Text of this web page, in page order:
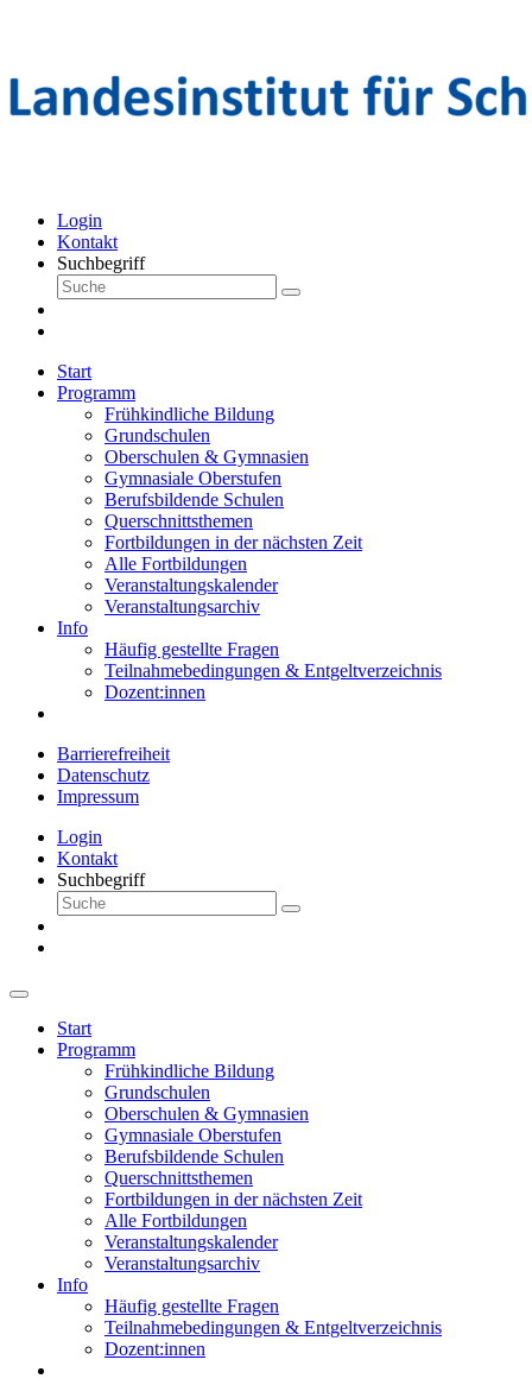
Login
Kontakt
Suchbegriff
Start
Programm
Frühkindliche Bildung
Grundschulen
Oberschulen & Gymnasien
Gymnasiale Oberstufen
Berufsbildende Schulen
Querschnittsthemen
Fortbildungen in der nächsten Zeit
Alle Fortbildungen
Veranstaltungskalender
Veranstaltungsarchiv
Info
Häufig gestellte Fragen
Teilnahmebedingungen & Entgeltverzeichnis
Dozent:innen
Barrierefreiheit
Datenschutz
Impressum
Login
Kontakt
Suchbegriff
Start
Programm
Frühkindliche Bildung
Grundschulen
Oberschulen & Gymnasien
Gymnasiale Oberstufen
Berufsbildende Schulen
Querschnittsthemen
Fortbildungen in der nächsten Zeit
Alle Fortbildungen
Veranstaltungskalender
Veranstaltungsarchiv
Info
Häufig gestellte Fragen
Teilnahmebedingungen & Entgeltverzeichnis
Dozent:innen